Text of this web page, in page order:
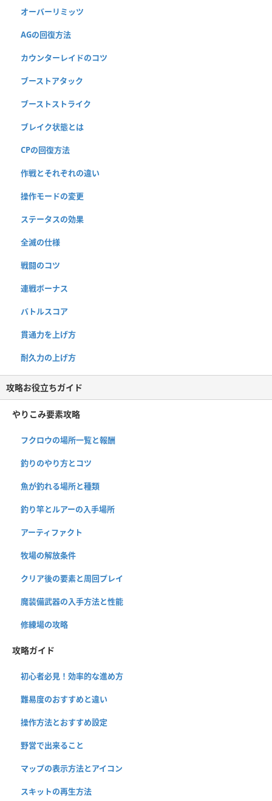
オーバーリミッツ
AGの回復方法
カウンターレイドのコツ
ブーストアタック
ブーストストライク
ブレイク状態とは
CPの回復方法
作戦とそれぞれの違い
操作モードの変更
ステータスの効果
全滅の仕様
戦闘のコツ
連戦ボーナス
バトルスコア
貫通力を上げ方
耐久力の上げ方
攻略お役立ちガイド
やりこみ要素攻略
フクロウの場所一覧と報酬
釣りのやり方とコツ
魚が釣れる場所と種類
釣り竿とルアーの入手場所
アーティファクト
牧場の解放条件
クリア後の要素と周回プレイ
魔装備武器の入手方法と性能
修練場の攻略
攻略ガイド
初心者必見！効率的な進め方
難易度のおすすめと違い
操作方法とおすすめ設定
野営で出来ること
マップの表示方法とアイコン
スキットの再生方法